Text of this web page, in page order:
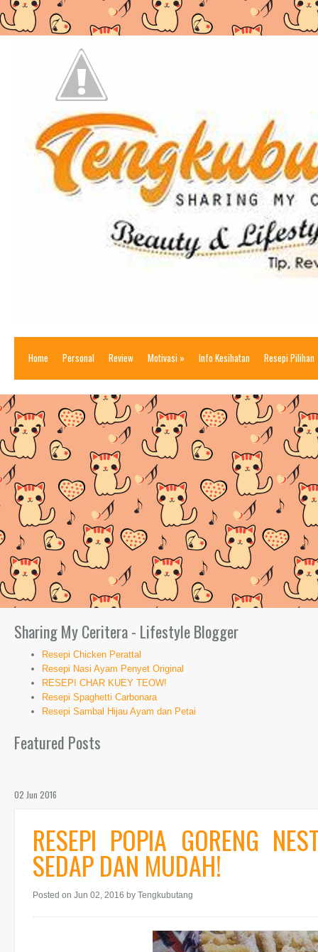
Home Personal Review Motivasi » Info Kesihatan Resepi Pilihan
Sharing My Ceritera - Lifestyle Blogger
Resepi Chicken Perattal
Resepi Nasi Ayam Penyet Original
RESEPI CHAR KUEY TEOW!
Resepi Spaghetti Carbonara
Resepi Sambal Hijau Ayam dan Petai
Featured Posts
02 Jun 2016
RESEPI POPIA GORENG
SEDAP DAN MUDAH!
Posted on Jun 02, 2016 by Tengkubutang